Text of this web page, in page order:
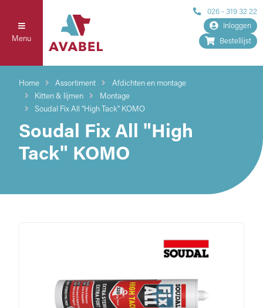
Menu
026 - 319 32 22
Inloggen
Bestellijst
Home Assortiment
Afdichten en montage
Kitten & lijmen
Montage
Soudal Fix All "High Tack" KOMO
Soudal Fix All "High
Tack" KOMO